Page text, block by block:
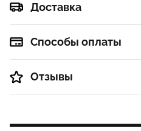
Доставка
Способы оплаты
Отзывы